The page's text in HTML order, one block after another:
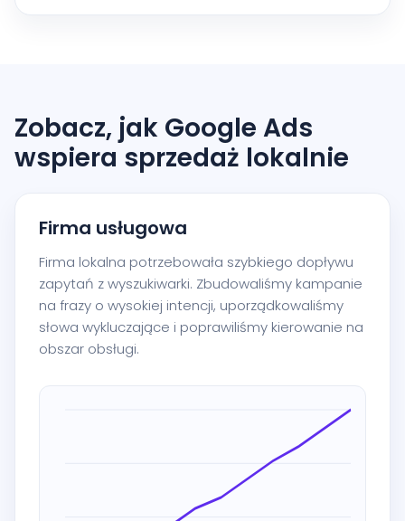
Zobacz, jak Google Ads
wspiera sprzedaż lokalnie
Firma usługowa
Firma lokalna potrzebowała szybkiego dopływu
zapytań z wyszukiwarki. Zbudowaliśmy kampanie
na frazy o wysokiej intencji, uporządkowaliśmy
słowa wykluczające i poprawiliśmy kierowanie na
obszar obsługi.